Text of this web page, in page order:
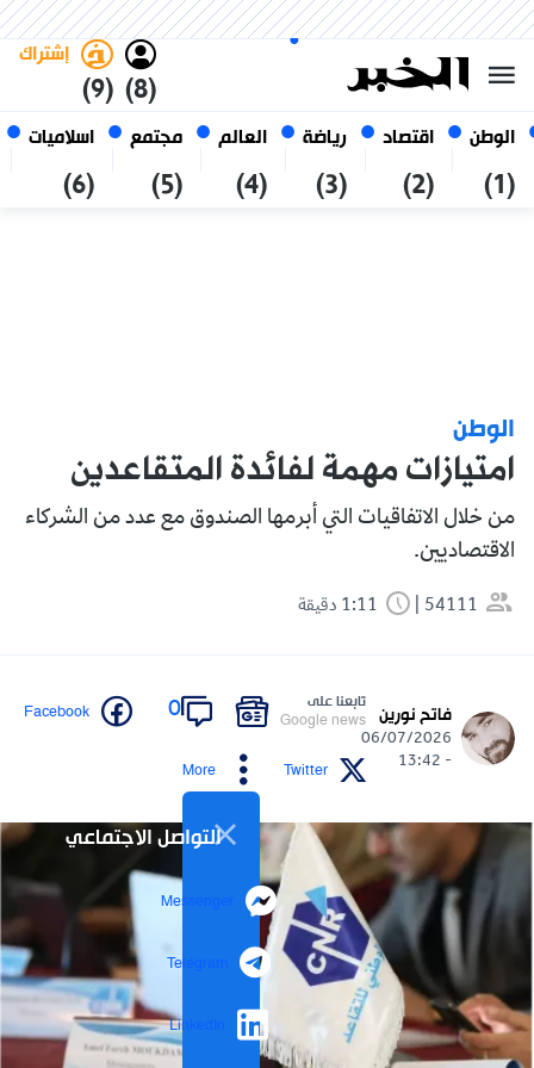
الوطن
(1)
اقتصاد
(2)
رياضة
(3)
العالم
(4)
مجتمع
(5)
اسلاميات
(6)
(8)
إشتراك
(9)
أغسطس 2026
الجزائر
الوطن
امتيازات مهمة لفائدة المتقاعدين
من خلال الاتفاقيات التي أبرمها الصندوق مع عدد من الشركاء
الاقتصاديين.
54111
فاتح نورين
06/07/2026
- 13:42
تابعنا على
Google news
0
Facebook
Twitter
More
التواصل الاجتماعي
Messenger
Telegram
LinkedIn